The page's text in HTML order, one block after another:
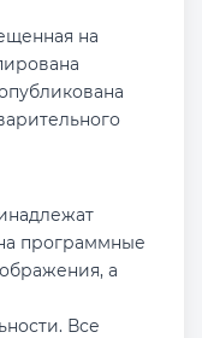
на
программные
а
Все